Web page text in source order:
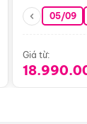
15/10 29/10
05/09
Giá từ: